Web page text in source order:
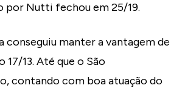
por Nutti fechou em 25/19.
conseguiu manter a vantagem de
13. Até que o São
contando com boa atuação do